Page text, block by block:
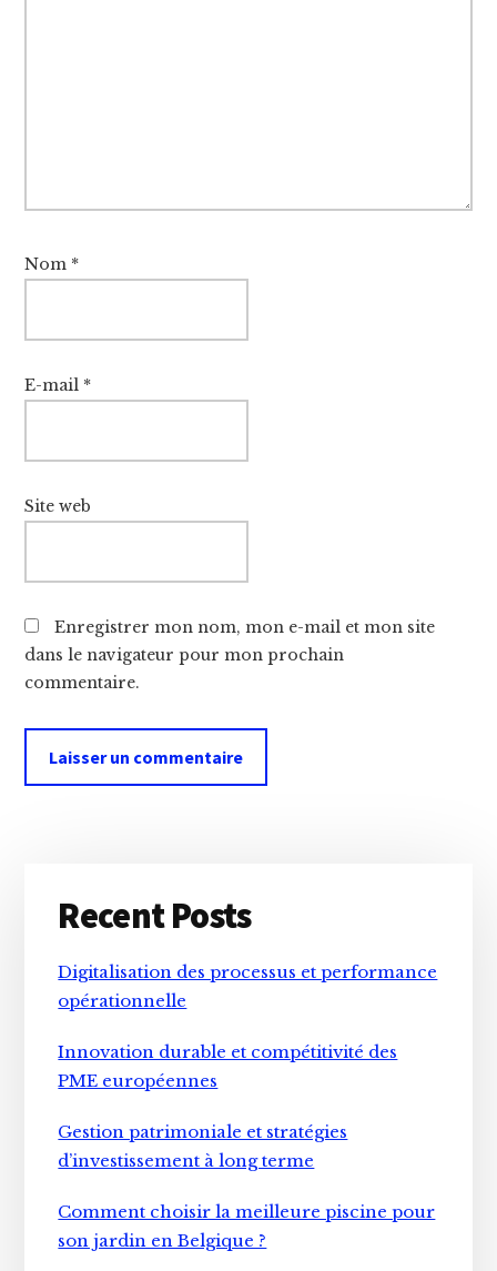
Nom *
E-mail *
Site web
Enregistrer mon nom, mon e-mail et mon site
dans le navigateur pour mon prochain
commentaire.
Sidebar
Recent Posts
Digitalisation des processus et performance
opérationnelle
Innovation durable et compétitivité des
PME européennes
Gestion patrimoniale et stratégies
d’investissement à long terme
Comment choisir la meilleure piscine pour
son jardin en Belgique ?